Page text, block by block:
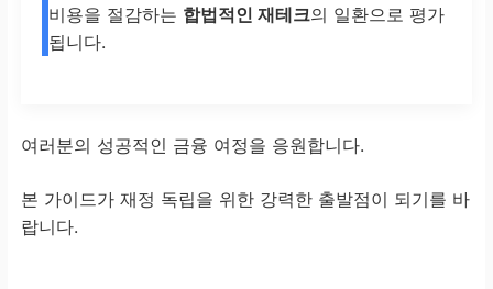
비용을 절감하는 합법적인 재테크의 일환으로 평가
됩니다.
여러분의 성공적인 금융 여정을 응원합니다.
본 가이드가 재정 독립을 위한 강력한 출발점이 되기를 바
랍니다.